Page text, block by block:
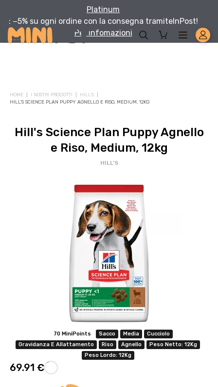
Platinum
: −5% su ogni ordine con la consegna tramiteInPost!
Per infomazioni
HOME I NOSTRI PRODOTTI
HILL'S
HILL'S SCIENCE PLAN PUPPY AGNELLO E RISO, MEDIUM, 12KG
Hill's Science Plan Puppy Agnello
e Riso, Medium, 12kg
HILL'S
70 MiniPoints Sacco Media
Cucciolo
Gravidanza E Allattamento
Riso Agnello
Peso Netto: 12Kg
Peso Lordo: 12Kg
69.91 €